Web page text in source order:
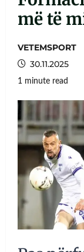
më të
VETEMSPORT
30.11.2025
1 minute read